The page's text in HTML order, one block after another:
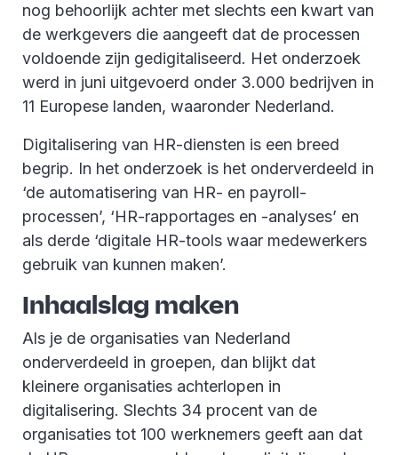
nog behoorlijk achter met slechts een kwart van
de werkgevers die aangeeft dat de processen
voldoende zijn gedigitaliseerd. Het onderzoek
werd in juni uitgevoerd onder 3.000 bedrijven in
11 Europese landen, waaronder Nederland.
Digitalisering van HR-diensten is een breed
begrip. In het onderzoek is het onderverdeeld in
‘de automatisering van HR- en payroll-
processen’, ‘HR-rapportages en -analyses’ en
als derde ‘digitale HR-tools waar medewerkers
gebruik van kunnen maken’.
Inhaalslag maken
Als je de organisaties van Nederland
onderverdeeld in groepen, dan blijkt dat
kleinere organisaties achterlopen in
digitalisering. Slechts 34 procent van de
organisaties tot 100 werknemers geeft aan dat